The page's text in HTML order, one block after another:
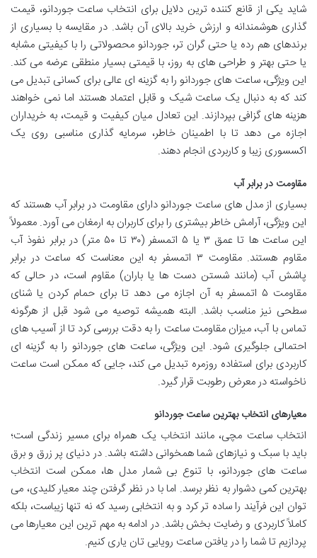
شاید یکی از قانع کننده ترین دلایل برای انتخاب ساعت جوردانو، قیمت
گذاری هوشمندانه و ارزش خرید بالای آن باشد. در مقایسه با بسیاری از
برندهای هم رده یا حتی گران تر، جوردانو محصولاتی را با کیفیتی مشابه
یا حتی بهتر و طراحی های به روز، با قیمتی بسیار منطقی عرضه می کند.
این ویژگی، ساعت های جوردانو را به گزینه ای عالی برای کسانی تبدیل می
کند که به دنبال یک ساعت شیک و قابل اعتماد هستند اما نمی خواهند
هزینه های گزافی بپردازند. این تعادل میان کیفیت و قیمت، به خریداران
اجازه می دهد تا با اطمینان خاطر، سرمایه گذاری مناسبی روی یک
اکسسوری زیبا و کاربردی انجام دهند.
مقاومت در برابر آب
بسیاری از مدل های ساعت جوردانو دارای مقاومت در برابر آب هستند که
این ویژگی، آرامش خاطر بیشتری را برای کاربران به ارمغان می آورد. معمولاً
این ساعت ها تا عمق ۳ یا ۵ اتمسفر (۳۰ تا ۵۰ متر) در برابر نفوذ آب
مقاوم هستند. مقاومت ۳ اتمسفر به این معناست که ساعت در برابر
پاشش آب (مانند شستن دست ها یا باران) مقاوم است، در حالی که
مقاومت ۵ اتمسفر به آن اجازه می دهد تا برای حمام کردن یا شنای
سطحی نیز مناسب باشد. البته همیشه توصیه می شود قبل از هرگونه
تماس با آب، میزان مقاومت ساعت را به دقت بررسی کرد تا از آسیب های
احتمالی جلوگیری شود. این ویژگی، ساعت های جوردانو را به گزینه ای
کاربردی برای استفاده روزمره تبدیل می کند، جایی که ممکن است ساعت
ناخواسته در معرض رطوبت قرار گیرد.
معیارهای انتخاب بهترین ساعت جوردانو
انتخاب ساعت مچی، مانند انتخاب یک همراه برای مسیر زندگی است؛
باید با سبک و نیازهای شما همخوانی داشته باشد. در دنیای پر زرق و برق
ساعت های جوردانو، با تنوع بی شمار مدل ها، ممکن است انتخاب
بهترین کمی دشوار به نظر برسد. اما با در نظر گرفتن چند معیار کلیدی، می
توان این فرآیند را ساده تر کرد و به انتخابی رسید که نه تنها زیباست، بلکه
کاملاً کاربردی و رضایت بخش باشد. در ادامه به مهم ترین این معیارها می
پردازیم تا شما را در یافتن ساعت رویایی تان یاری کنیم.